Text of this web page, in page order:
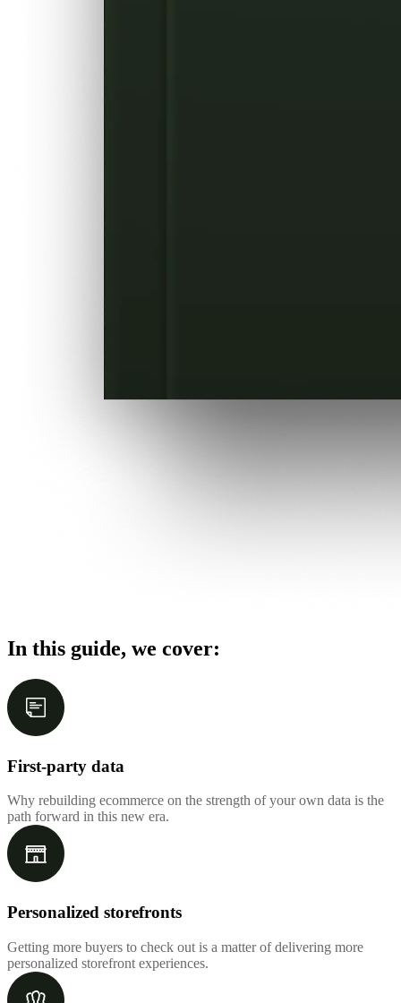
In this guide, we cover:
First-party data
Why rebuilding ecommerce on the strength of your own data is the
path forward in this new era.
Personalized storefronts
Getting more buyers to check out is a matter of delivering more
personalized storefront experiences.